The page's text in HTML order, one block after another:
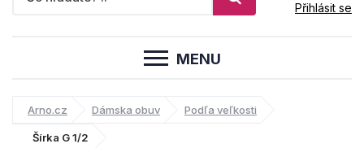
Přihlásit se
MENU
Arno.cz Dámska obuv Podľa veľkosti
Šírka G 1/2